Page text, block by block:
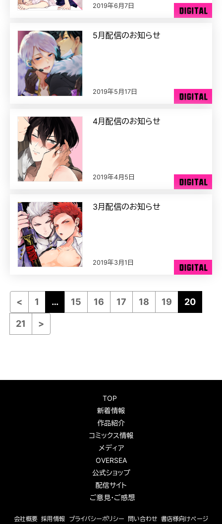
2019年6月7日
5月配信のお知らせ
2019年5月17日
4月配信のお知らせ
2019年4月5日
3月配信のお知らせ
2019年3月1日
< 1 … 15 16 17 18 19 20
21 >
TOP
新着情報
作品紹介
コミックス情報
メディア
OVERSEA
公式ショップ
配信サイト
ご意見・ご感想
会社概要 採用情報 プライバシーポリシー 問い合わせ 書店様向けページ